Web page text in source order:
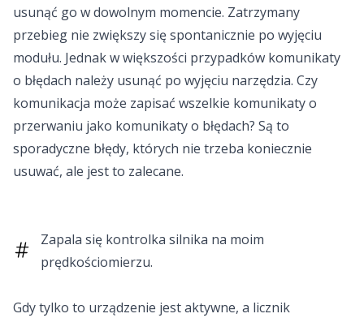
usunąć go w dowolnym momencie. Zatrzymany
przebieg nie zwiększy się spontanicznie po wyjęciu
modułu. Jednak w większości przypadków komunikaty
o błędach należy usunąć po wyjęciu narzędzia. Czy
komunikacja może zapisać wszelkie komunikaty o
przerwaniu jako komunikaty o błędach? Są to
sporadyczne błędy, których nie trzeba koniecznie
usuwać, ale jest to zalecane.
Zapala się kontrolka silnika na moim
prędkościomierzu.
Gdy tylko to urządzenie jest aktywne, a licznik